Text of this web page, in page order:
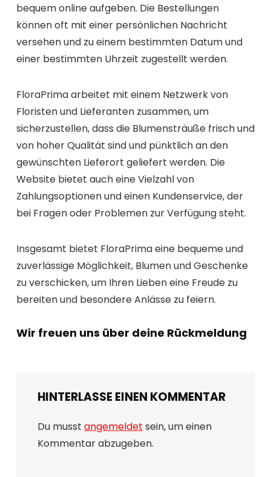
bequem online aufgeben. Die Bestellungen
können oft mit einer persönlichen Nachricht
versehen und zu einem bestimmten Datum und
einer bestimmten Uhrzeit zugestellt werden.
FloraPrima arbeitet mit einem Netzwerk von
Floristen und Lieferanten zusammen, um
sicherzustellen, dass die Blumensträuße frisch und
von hoher Qualität sind und pünktlich an den
gewünschten Lieferort geliefert werden. Die
Website bietet auch eine Vielzahl von
Zahlungsoptionen und einen Kundenservice, der
bei Fragen oder Problemen zur Verfügung steht.
Insgesamt bietet FloraPrima eine bequeme und
zuverlässige Möglichkeit, Blumen und Geschenke
zu verschicken, um Ihren Lieben eine Freude zu
bereiten und besondere Anlässe zu feiern.
Wir freuen uns über deine Rückmeldung
HINTERLASSE EINEN KOMMENTAR
Du musst angemeldet sein, um einen
Kommentar abzugeben.